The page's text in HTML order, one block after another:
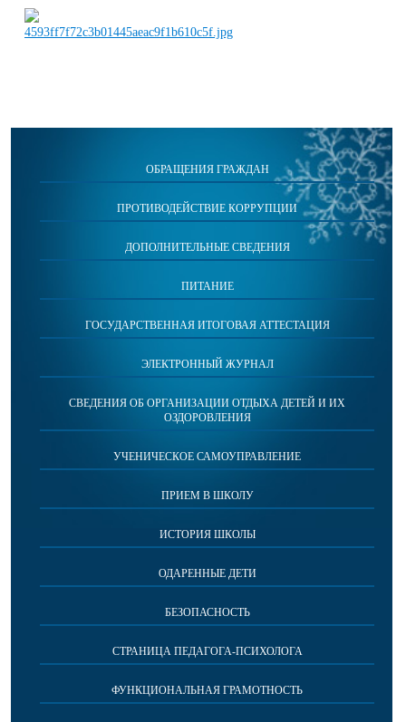
ОБРАЩЕНИЯ ГРАЖДАН
ПРОТИВОДЕЙСТВИЕ КОРРУПЦИИ
ДОПОЛНИТЕЛЬНЫЕ СВЕДЕНИЯ
ПИТАНИЕ
ГОСУДАРСТВЕННАЯ ИТОГОВАЯ АТТЕСТАЦИЯ
ЭЛЕКТРОННЫЙ ЖУРНАЛ
СВЕДЕНИЯ ОБ ОРГАНИЗАЦИИ ОТДЫХА ДЕТЕЙ И ИХ
ОЗДОРОВЛЕНИЯ
УЧЕНИЧЕСКОЕ САМОУПРАВЛЕНИЕ
ПРИЕМ В ШКОЛУ
ИСТОРИЯ ШКОЛЫ
ОДАРЕННЫЕ ДЕТИ
БЕЗОПАСНОСТЬ
СТРАНИЦА ПЕДАГОГА-ПСИХОЛОГА
ФУНКЦИОНАЛЬНАЯ ГРАМОТНОСТЬ